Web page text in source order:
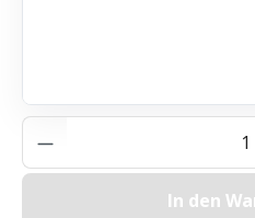
Produkt Anzahl:
In den